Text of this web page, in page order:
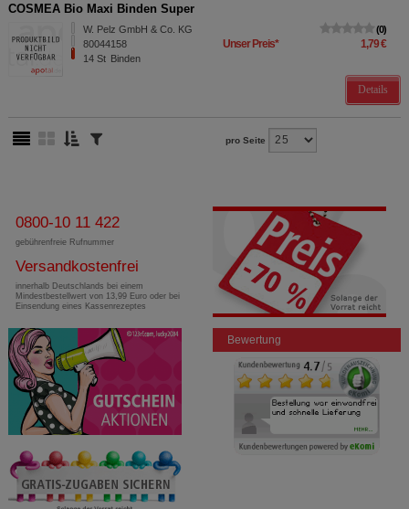
COSMEA Bio Maxi Binden Super
W. Pelz GmbH & Co. KG
80044158
14 St Binden
0
Unser Preis* 1,79 €
Details
pro Seite
0800-10 11 422
gebührenfreie Rufnummer
Versandkostenfrei
innerhalb Deutschlands bei einem
Mindestbestellwert von 13,99 Euro oder bei
Einsendung eines Kassenrezeptes
Bewertung